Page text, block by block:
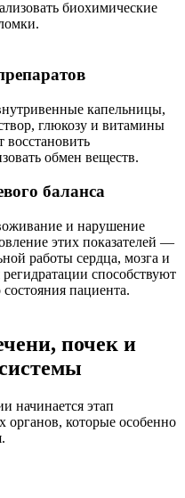
биохимические
капельницы,
глюкозу и витамины
обмен веществ.
баланса
и нарушение
этих показателей —
работы сердца, мозга и
способствуют
пациента.
почек и
начинается этап
органов, которые особенно